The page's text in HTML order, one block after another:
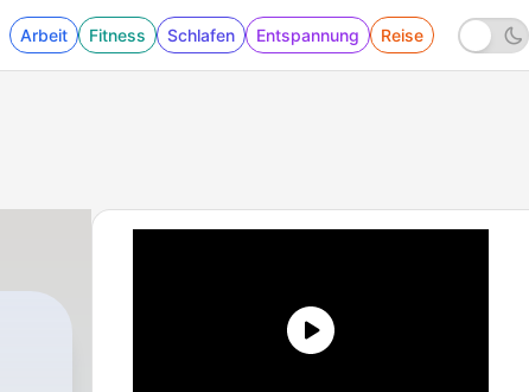
Arbeit Fitness Schlafen Entspannung Reise